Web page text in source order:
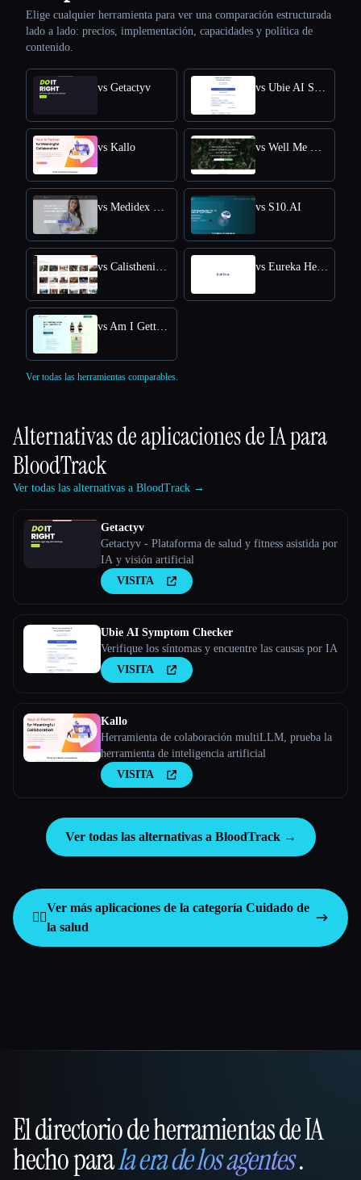
Elige cualquier herramienta para ver una comparación estructurada
lado a lado: precios, implementación, capacidades y política de
contenido.
vs Getactyv vs Ubie AI Symptom Checker
vs Kallo vs Well Me Right
vs Medidex Connect vs S10.AI
vs Calisthenics Workout Plan vs Eureka Health
vs Am I Getting Fatter Quiz
Ver todas las herramientas comparables.
Alternativas de aplicaciones de IA para
BloodTrack
Ver todas las alternativas a BloodTrack →
Getactyv
Getactyv - Plataforma de salud y fitness asistida por
IA y visión artificial
VISITA
Ubie AI Symptom Checker
Verifique los síntomas y encuentre las causas por IA
VISITA
Kallo
Herramienta de colaboración multiLLM, prueba la
herramienta de inteligencia artificial
VISITA
Ver todas las alternativas a BloodTrack →
👩‍⚕️
Ver más aplicaciones de la categoría Cuidado de
la salud
That AI Collection
El directorio de herramientas de IA
hecho parala era de los agentes.